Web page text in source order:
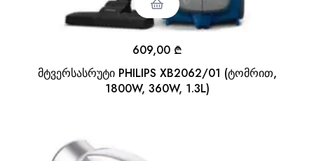
მტვერსასრუტი PHILIPS XB2062/01 (ტომრით,
1800W, 360W, 1.3L)
609,00 ₾